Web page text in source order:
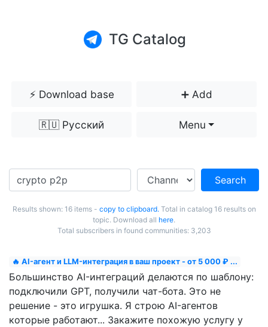
TG Catalog
⚡️ Download base ➕ Add
🇷🇺 Русский Menu
Search
Results shown: 16 items - copy to clipboard.Total in catalog 16 results on
topic. Download all here.
Total subscribers in found communities: 3,203
🔥 AI-агент и LLM-интеграция в ваш проект - от 5 000 ₽ ...
Большинство AI-интеграций делаются по шаблону:
подключили GPT, получили чат-бота. Это не
решение - это игрушка. Я строю AI-агентов
которые работают... Закажите похожую услугу у